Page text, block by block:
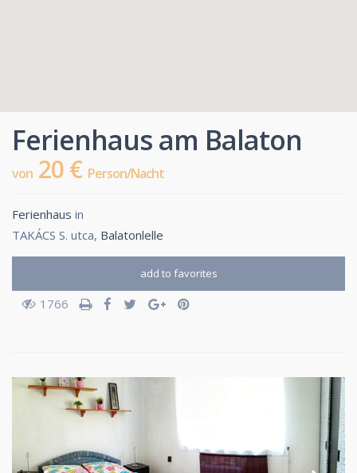
Ferienhaus am Balaton
von 20 € Person/Nacht
Ferienhaus in
TAKÁCS S. utca, Balatonlelle
add to favorites
1766